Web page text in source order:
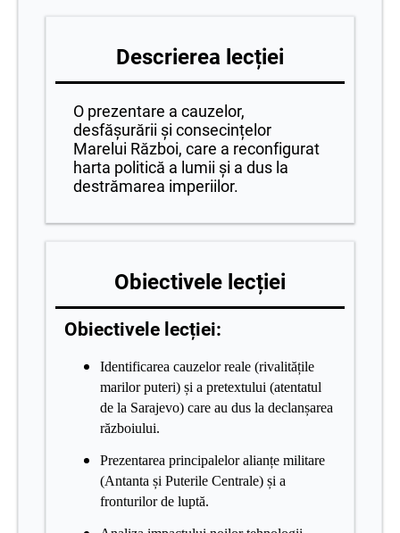
Descrierea lecției
O prezentare a cauzelor,
desfășurării și consecințelor
Marelui Război, care a reconfigurat
harta politică a lumii și a dus la
destrămarea imperiilor.
Obiectivele lecției
Obiectivele lecției:
Identificarea cauzelor reale (rivalitățile
marilor puteri) și a pretextului (atentatul
de la Sarajevo) care au dus la declanșarea
războiului.
Prezentarea principalelor alianțe militare
(Antanta și Puterile Centrale) și a
fronturilor de luptă.